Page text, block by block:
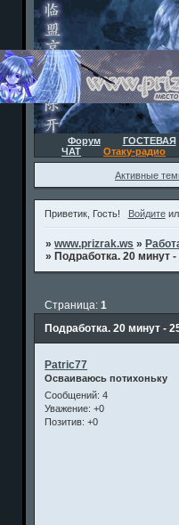
Форум ГОСТЕВАЯ
ЧАТ
Отаку-радио
Активные
Приветик, Гость! Войдите
»www.prizrak.ws »
» Подработка. 20 минут
Подработка. 20 минут -
Страница:1
Patric77
Осваиваюсь потихоньку
Сообщений: 4
Уважение: +0
Позитив: +0